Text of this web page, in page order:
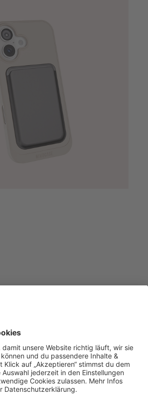
Alle Hilfe-Themen
Datenschutz
Ombudsmann
Bestell-Prozess